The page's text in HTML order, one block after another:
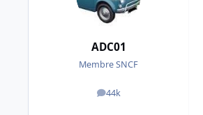
ADC01
Membre SNCF
44k
messages